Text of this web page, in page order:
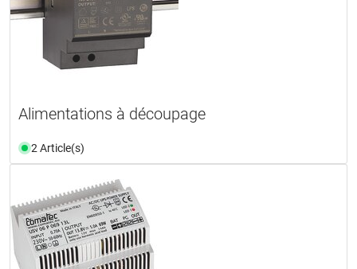
Alimentations à découpage
2 Article(s)